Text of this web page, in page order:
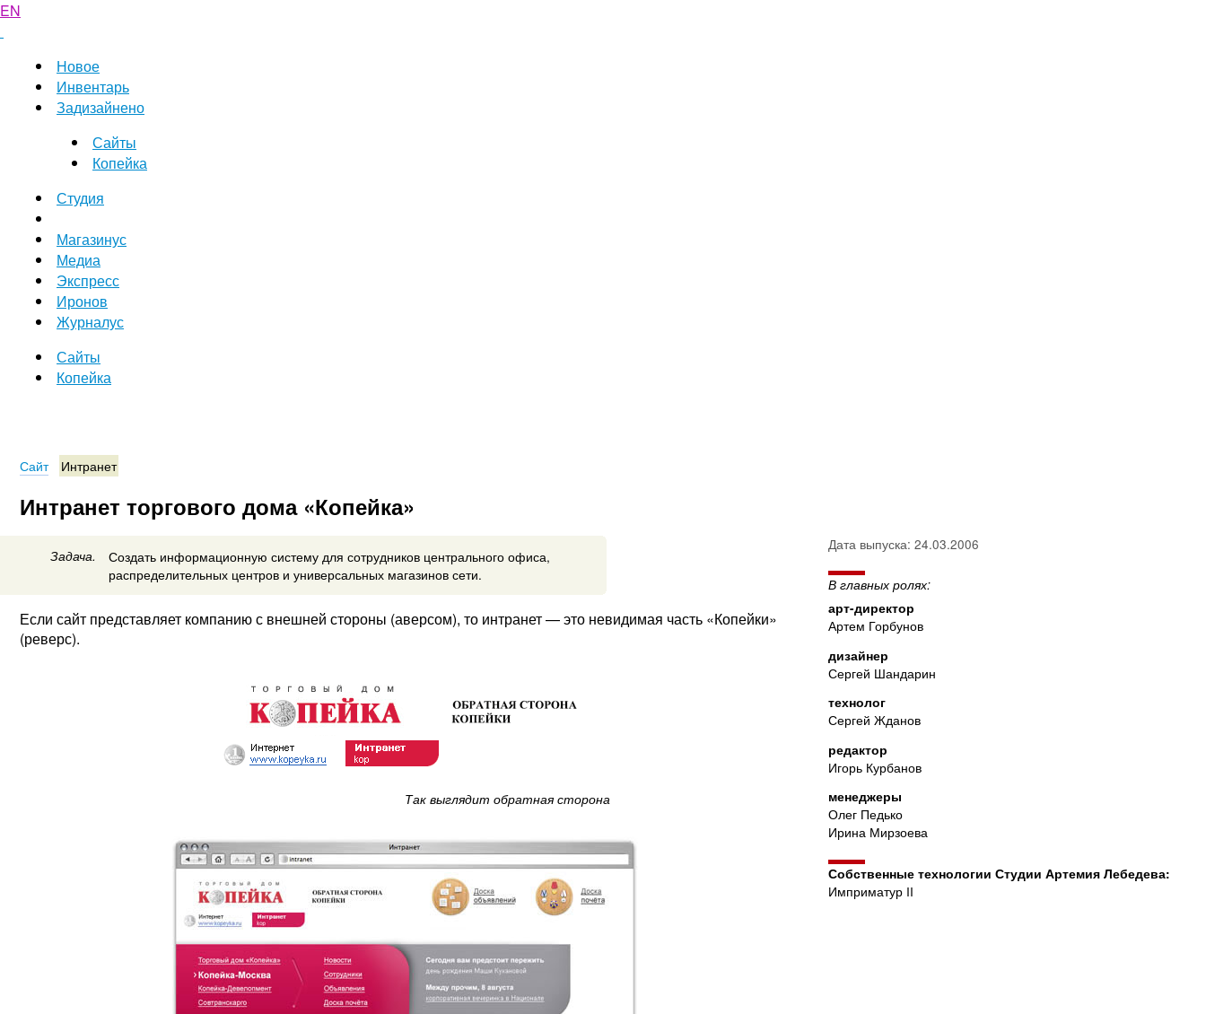
EN
Новое
Инвентарь
Задизайнено
Сайты
Копейка
Студия
Магазинус
Медиа
Экспресс
Иронов
Журналус
Сайты
Копейка
Сайт Интранет
Интранет торгового дома «Копейка»
Задача.
Создать информационную систему для сотрудников центрального офиса,
распределительных центров и универсальных магазинов сети.
Если сайт представляет компанию с внешней стороны (аверсом), то интранет — это невидимая часть «Копейки»
(реверс).
Так выглядит обратная сторона
Дата выпуска: 24.03.2006
В главных ролях:
арт-директор
Артем Горбунов
дизайнер
Сергей Шандарин
технолог
Сергей Жданов
редактор
Игорь Курбанов
менеджеры
Олег Педько
Ирина Мирзоева
Собственные технологии Студии Артемия Лебедева:
Имприматур II